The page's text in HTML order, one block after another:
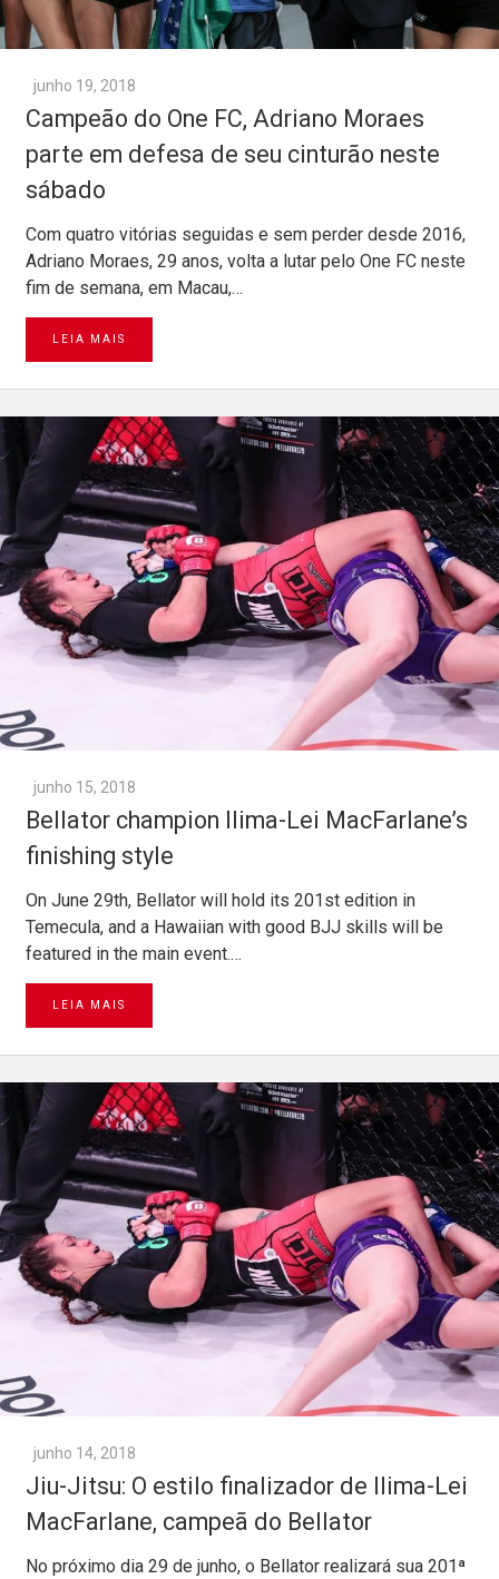
junho 19, 2018
Campeão do One FC, Adriano Moraes
parte em defesa de seu cinturão neste
sábado
Com quatro vitórias seguidas e sem perder desde 2016,
Adriano Moraes, 29 anos, volta a lutar pelo One FC neste
fim de semana, em Macau,…
LEIA MAIS
junho 15, 2018
Bellator champion Ilima-Lei MacFarlane’s
finishing style
On June 29th, Bellator will hold its 201st edition in
Temecula, and a Hawaiian with good BJJ skills will be
featured in the main event.…
LEIA MAIS
junho 14, 2018
Jiu-Jitsu: O estilo finalizador de Ilima-Lei
MacFarlane, campeã do Bellator
No próximo dia 29 de junho, o Bellator realizará sua 201ª